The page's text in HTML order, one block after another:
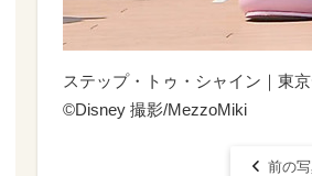
ステップ・トゥ・シャイン｜東
©︎Disney 撮影/MezzoMiki
前の